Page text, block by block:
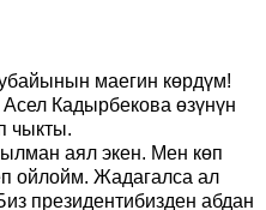
маегин көрдүм!
Кадырбекова өзүнүн
чыкты.
аял экен. Мен көп
ойлойм. Жадагалса ал
президентибизден абдан